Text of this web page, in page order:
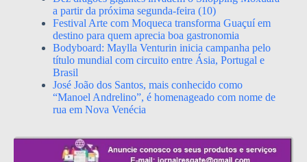
a partir da próxima segunda-feira (10)
Festival Arte com Moqueca transforma Guaçuí em
destino para quem aprecia boa gastronomia
Bodyboard: Maylla Venturin inicia campanha pelo
título mundial com circuito entre Ásia, Portugal e
Brasil
José João dos Santos, mais conhecido como
“Manoel Andrelino”, é homenageado com nome de
rua em Nova Venécia